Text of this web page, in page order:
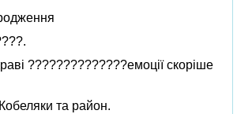
??????????????емоції скоріше
та район.